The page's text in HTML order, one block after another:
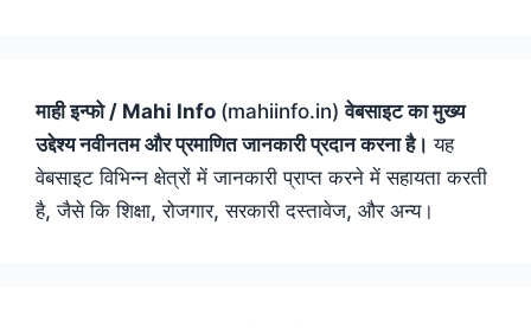
माही इन्फो / Mahi Info (mahiinfo.in)वेबसाइट का मुख्य
उद्देश्य नवीनतम और प्रमाणित जानकारी प्रदान करना है। यह
वेबसाइट विभिन्न क्षेत्रों में जानकारी प्राप्त करने में सहायता करती
है, जैसे कि शिक्षा, रोजगार, सरकारी दस्तावेज, और अन्य।